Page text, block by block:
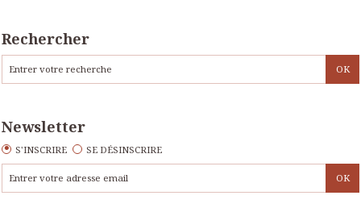
Rechercher
Newsletter
S'INSCRIRE SE DÉSINSCRIRE